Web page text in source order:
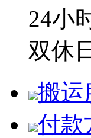
24小
双休
搬运
付款